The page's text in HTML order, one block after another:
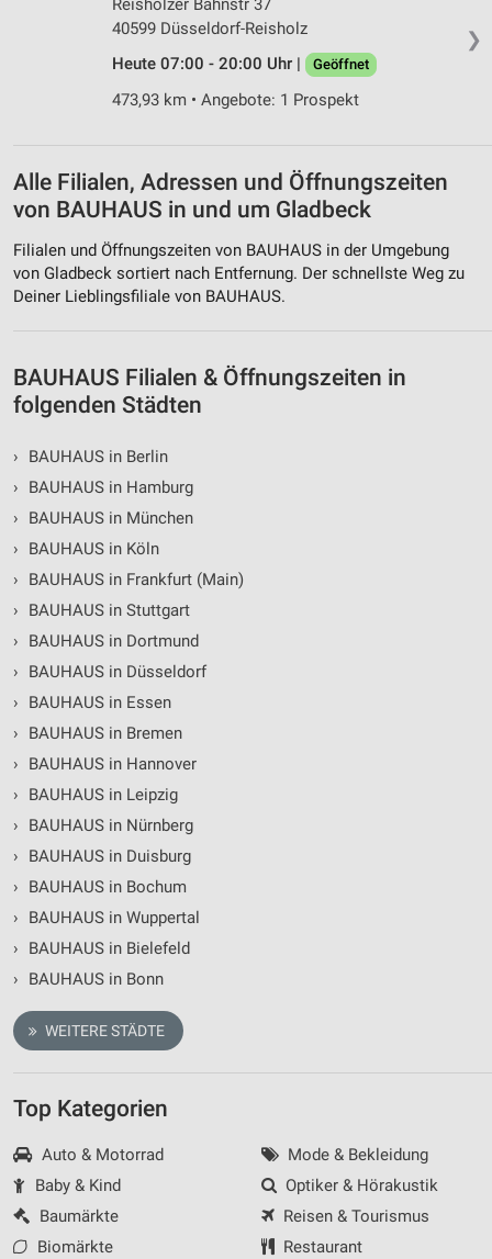
❯
Reisholzer Bahnstr 37
40599 Düsseldorf-Reisholz
Heute 07:00 - 20:00 Uhr |
Geöffnet
473,93 km • Angebote: 1 Prospekt
Alle Filialen, Adressen und Öffnungszeiten
von BAUHAUS in und um Gladbeck
Filialen und Öffnungszeiten von BAUHAUS in der Umgebung
von Gladbeck sortiert nach Entfernung. Der schnellste Weg zu
Deiner Lieblingsfiliale von BAUHAUS.
BAUHAUS Filialen & Öffnungszeiten in
folgenden Städten
›
BAUHAUS in Berlin
›
BAUHAUS in Hamburg
›
BAUHAUS in München
›
BAUHAUS in Köln
›
BAUHAUS in Frankfurt (Main)
›
BAUHAUS in Stuttgart
›
BAUHAUS in Dortmund
›
BAUHAUS in Düsseldorf
›
BAUHAUS in Essen
›
BAUHAUS in Bremen
›
BAUHAUS in Hannover
›
BAUHAUS in Leipzig
›
BAUHAUS in Nürnberg
›
BAUHAUS in Duisburg
›
BAUHAUS in Bochum
›
BAUHAUS in Wuppertal
›
BAUHAUS in Bielefeld
›
BAUHAUS in Bonn
WEITERE STÄDTE
Top Kategorien
Auto & Motorrad
Baby & Kind
Baumärkte
Biomärkte
Mode & Bekleidung
Optiker & Hörakustik
Reisen & Tourismus
Restaurant